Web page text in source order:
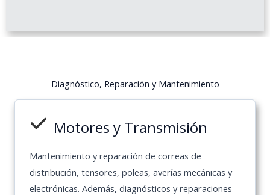
Diagnóstico, Reparación y Mantenimiento
Motores y Transmisión
Mantenimiento y reparación de correas de
distribución, tensores, poleas, averías mecánicas y
electrónicas. Además, diagnósticos y reparaciones